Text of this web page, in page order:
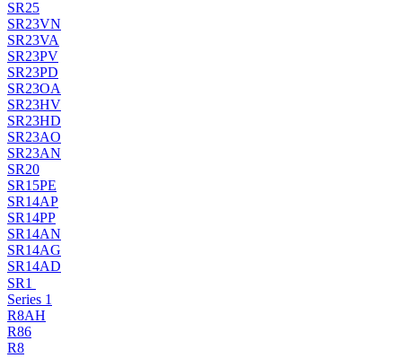
SR25
SR23VN
SR23VA
SR23PV
SR23PD
SR23OA
SR23HV
SR23HD
SR23AO
SR23AN
SR20
SR15PE
SR14AP
SR14PP
SR14AN
SR14AG
SR14AD
SR1
Series 1
R8AH
R86
R8